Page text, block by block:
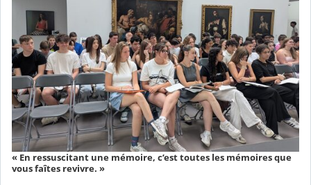
« En ressuscitant une mémoire, c’est toutes les mémoires que
vous faîtes revivre. »